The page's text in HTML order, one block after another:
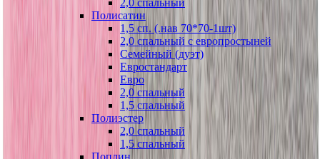
2,0 спальный
Полисатин
1,5 сп. (.нав 70*70-1шт)
2,0 спальный с европростыней
Семейный (дуэт)
Евростандарт
Евро
2,0 спальный
1,5 спальный
Полиэстер
2,0 спальный
1,5 спальный